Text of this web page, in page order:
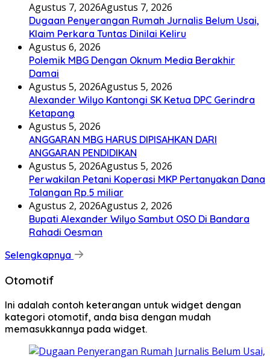
Agustus 7, 2026Agustus 7, 2026
Dugaan Penyerangan Rumah Jurnalis Belum Usai,
Klaim Perkara Tuntas Dinilai Keliru
Agustus 6, 2026
Polemik MBG Dengan Oknum Media Berakhir
Damai
Agustus 5, 2026Agustus 5, 2026
Alexander Wilyo Kantongi SK Ketua DPC Gerindra
Ketapang
Agustus 5, 2026
ANGGARAN MBG HARUS DIPISAHKAN DARI
ANGGARAN PENDIDIKAN
Agustus 5, 2026Agustus 5, 2026
Perwakilan Petani Koperasi MKP Pertanyakan Dana
Talangan Rp.5 miliar
Agustus 2, 2026Agustus 2, 2026
Bupati Alexander Wilyo Sambut OSO Di Bandara
Rahadi Oesman
Selengkapnya
Otomotif
Ini adalah contoh keterangan untuk widget dengan
kategori otomotif, anda bisa dengan mudah
memasukkannya pada widget.